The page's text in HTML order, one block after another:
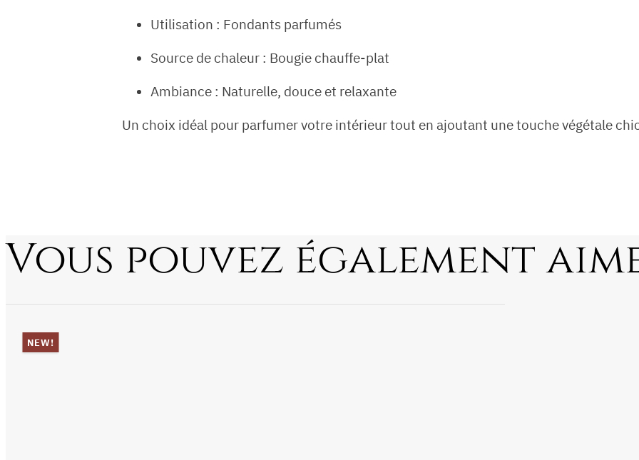
Utilisation : Fondants parfumés
Source de chaleur : Bougie chauffe-plat
Ambiance : Naturelle, douce et relaxante
Un choix idéal pour parfumer votre intérieur tout en ajoutant une touche végétale
Vous pouvez également
NEW!